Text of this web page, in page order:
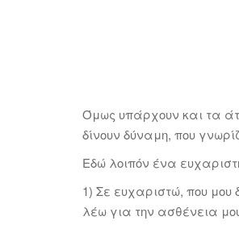
Όμως υπάρχουν και τα
δίνουν δύναμη, που
Εδώ λοιπόν ένα
1) Σε ευχαριστώ, που μου
λέω για την ασθένεια